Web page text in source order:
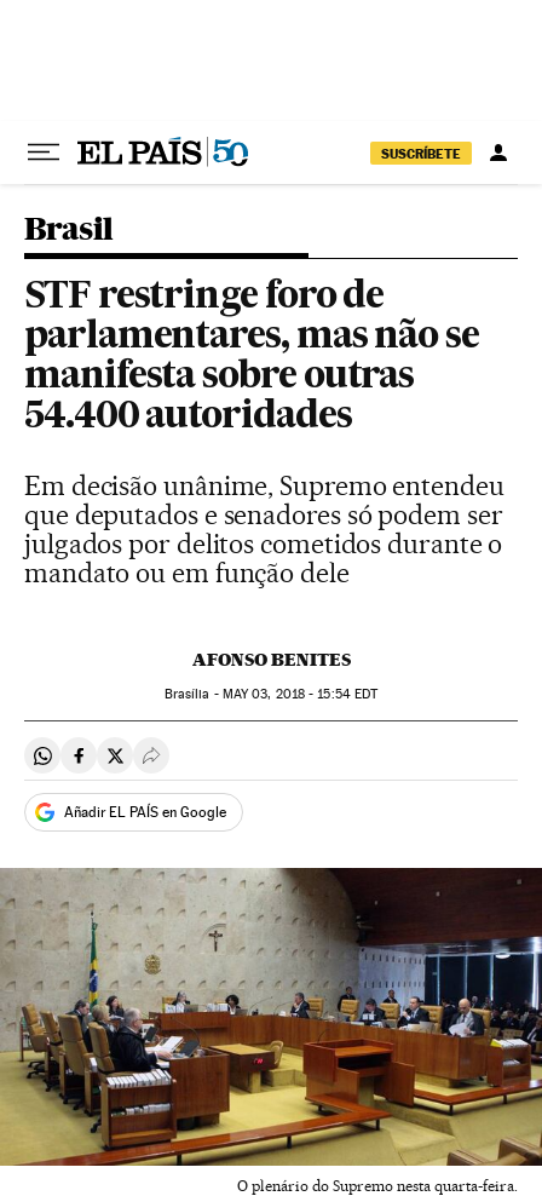
SUSCRÍBETE
Brasil
STF restringe foro de
parlamentares, mas não se
manifesta sobre outras
54.400 autoridades
Em decisão unânime, Supremo entendeu
que deputados e senadores só podem ser
julgados por delitos cometidos durante o
mandato ou em função dele
AFONSO BENITES
Brasília - MAY03, 2018 - 15:54EDT
Compartir en Whatsapp
Compartir en Facebook
Compartir en Twitter
Desplegar Redes Sociales
Añadir EL PAÍS en Google
O plenário do Supremo nesta quarta-feira.